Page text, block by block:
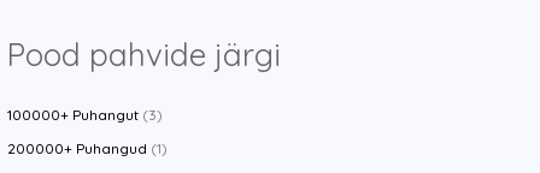
Pood pahvide järgi
100000+ Puhangut (3)
200000+ Puhangud (1)